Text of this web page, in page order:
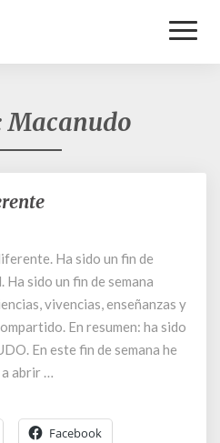
Macanudo
Ha sido un fin de
sido un fin de semana
vivencias, enseñanzas y
En resumen: ha sido
En este fin de semana he
abrir …
Facebook